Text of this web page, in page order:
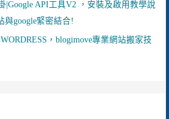
|Google API工具V2 ，安裝及啟用教學說
與google緊密結合!
，blogimove專業網站搬家技